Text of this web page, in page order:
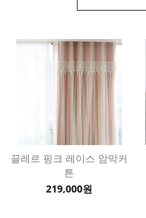
끌레르 핑크 레이스 암막커
튼
219,000원